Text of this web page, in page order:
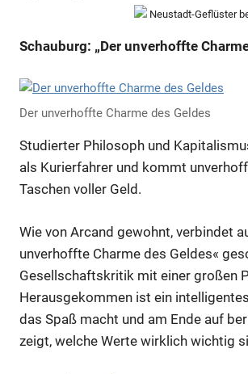
Neustadt-Geflüster
Schauburg: „Der unverhoffte
Der unverhoffte Charme des Geldes
Studierter Philosoph und
als Kurierfahrer und kommt
Taschen voller Geld.
Wie von Arcand gewohnt, verbindet
unverhoffte Charme des Geldes«
Gesellschaftskritik mit einer großen
Herausgekommen ist ein
das Spaß macht und am Ende auf
zeigt, welche Werte wirklich wichtig